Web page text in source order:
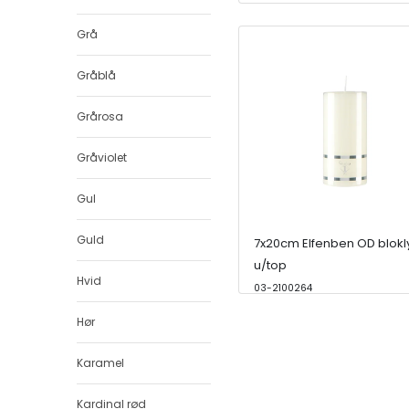
Grå
Gråblå
Grårosa
Gråviolet
Gul
Guld
Hvid
Hør
Karamel
Kardinal rød
7x20cm Elfenben OD
u/top
03-2100264